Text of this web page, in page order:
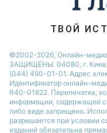
ТВОЙ
©2002-2026, Онлайн-медиа
ЗАЩИЩЕНЫ. 04080, г. Киев,
(044) 490-01-01. Адрес
Идентификатор онлайн-
R40-01822. Перепечатка,
информации, содержащей
либо виде запрещено.
разрешается при условии
изданий обязательна